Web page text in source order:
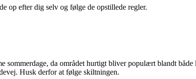
op efter dig selv og følge de opstillede regler.
da området hurtigt bliver populært blandt
Husk derfor at følge skiltningen.